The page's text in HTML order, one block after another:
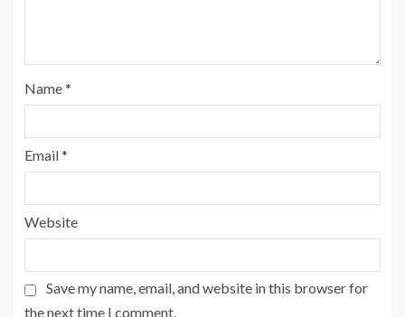
Name*
Email*
Website
Save my name, email, and website in this browser for
the next time I comment.